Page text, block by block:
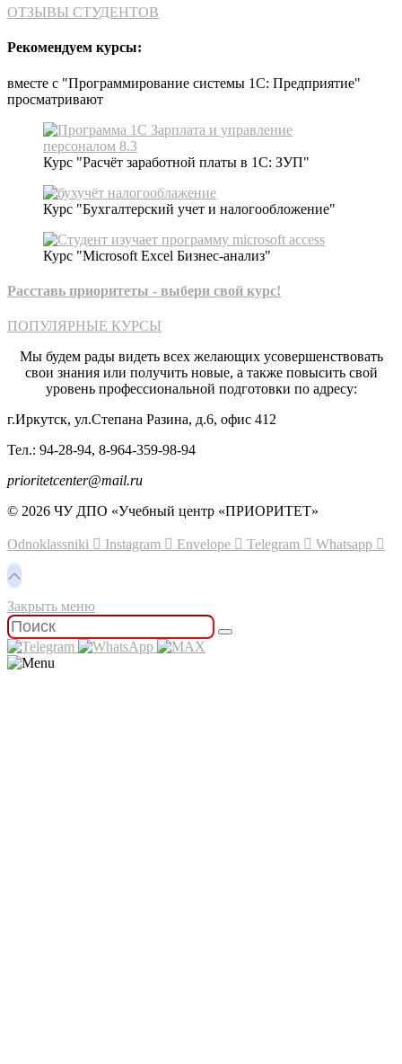
ОТЗЫВЫ СТУДЕНТОВ
Рекомендуем курсы:
вместе с "Программирование системы 1С: Предприятие"
просматривают
Курс "Расчёт заработной платы в 1С: ЗУП"
Курс "Бухгалтерский учет и налогообложение"
Курс "Microsoft Excel Бизнес-анализ"
Расставь приоритеты - выбери свой курс!​
ПОПУЛЯРНЫЕ КУРСЫ
Мы будем рады видеть всех желающих усовершенствовать
свои знания или получить новые, а также повысить свой
уровень профессиональной подготовки по адресу:
г.Иркутск, ул.Степана Разина, д.6, офис 412
Тел.: 94-28-94, 8-964-359-98-94
prioritetcenter@mail.ru
© 2026 ЧУ ДПО «Учебный центр «ПРИОРИТЕТ»
Odnoklassniki Instagram Envelope Telegram Whatsapp
Закрыть меню